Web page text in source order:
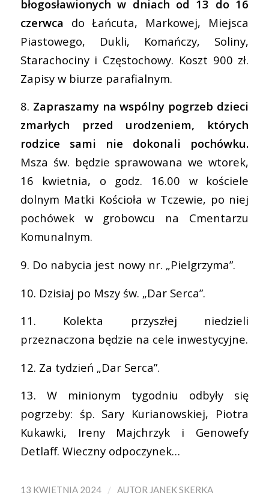
błogosławionych w dniach od 13 do 16
czerwca do Łańcuta, Markowej, Miejsca
Piastowego, Dukli, Komańczy, Soliny,
Starachociny i Częstochowy. Koszt 900 zł.
Zapisy w biurze parafialnym.
8. Zapraszamy na wspólny pogrzeb dzieci
zmarłych przed urodzeniem, których
rodzice sami nie dokonali pochówku.
Msza św. będzie sprawowana we wtorek,
16 kwietnia, o godz. 16.00 w kościele
dolnym Matki Kościoła w Tczewie, po niej
pochówek w grobowcu na Cmentarzu
Komunalnym.
9. Do nabycia jest nowy nr. „Pielgrzyma”.
10. Dzisiaj po Mszy św. „Dar Serca”.
11. Kolekta przyszłej niedzieli
przeznaczona będzie na cele inwestycyjne.
12. Za tydzień „Dar Serca”.
13. W minionym tygodniu odbyły się
pogrzeby: śp. Sary Kurianowskiej, Piotra
Kukawki, Ireny Majchrzyk i Genowefy
Detlaff. Wieczny odpoczynek…
13 KWIETNIA 2024 / AUTOR JANEK SKERKA